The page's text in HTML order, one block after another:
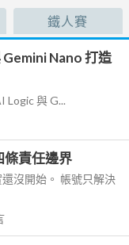
鐵人賽
Nano 打造
Logic 與 G...
條責任邊界
沒開始。 帳號只解決